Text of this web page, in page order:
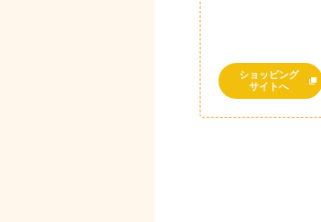
ショッピング
サイトへ